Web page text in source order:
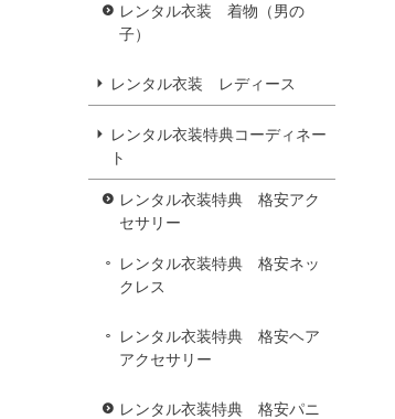
レンタル衣装 着物（男の
子）
レンタル衣装 レディース
レンタル衣装特典コーディネー
ト
レンタル衣装特典 格安アク
セサリー
レンタル衣装特典 格安ネッ
クレス
レンタル衣装特典 格安ヘア
アクセサリー
レンタル衣装特典 格安パニ